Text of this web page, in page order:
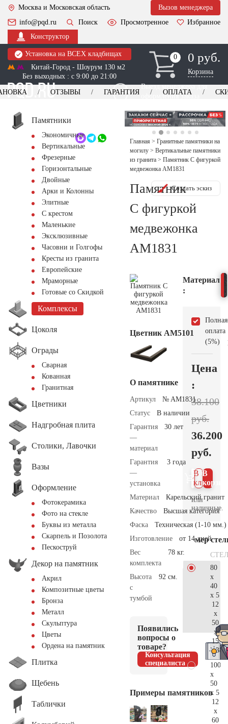
Москва и Московская область
Вызов менеджера
info@pqd.ru
Поиск Просмотренное
Избранное
Конструктор
Установка на ВСЕХ кладбищах
Китай-Город - Шоурум 130 м2
Без выходных : с 9:00 до 21:00
0
0 0 руб.
Корзина
Выезд менеджера для
оформления заказа
+7 (495) 518-44-23
Обратный звонок
ОТЗЫВЫ ГАРАНТИЯ ОПЛАТА
Памятники
Экономичные
Вертикальные
Фрезерные
Горизонтальные
Двойные
Арки и Колонны
Элитные
С крестом
Маленькие
Эксклюзивные
Часовни и Голгофы
Кресты из гранита
Европейские
Мраморные
Готовые со Скидкой
Комплексы
Цоколя
Ограды
Сварная
Кованная
Гранитная
Цветники
Надгробная плита
Столики, Лавочки
Вазы
Оформление
Фотокерамика
Фото на стекле
Буквы из металла
Скарпель и Позолота
Пескоструй
Декор на памятник
Акрил
Композитные цветы
Бронза
Металл
Скульптура
Цветы
Ордена на памятник
Плитка
Щебень
Таблички
Главная > Гранитные памятники на
могилу > Вертикальные памятники
из гранита > Памятник С фигуркой
медвежонка AM1831
Памятник
С фигуркой
медвежонка
AM1831
Создать эскиз
Цветник АМ5101
О памятнике
Артикул
№ AM1831
Статус
В наличии
Гарантия
—
материал
30 лет
Гарантия
—
установка
3 года
Материал
Карельский гранит
Качество
Высшая категория
Фаска
Техническая (1-10 мм.)
Изготовление
от 14 дней
Вес
комплекта
78 кг.
Высота
с
тумбой
92 см.
Появились
вопросы о
товаре?
Консультация
специалиста
Примеры памятников
Материал
:
Полная
оплата
(5%)
Цена
:
38.100
руб.
36.200
руб.
В
В 1
клик
или
наличные.
Размер
80
x
40
x 5
12
x
50
x
15
100
x
50
x 5
12
x
60